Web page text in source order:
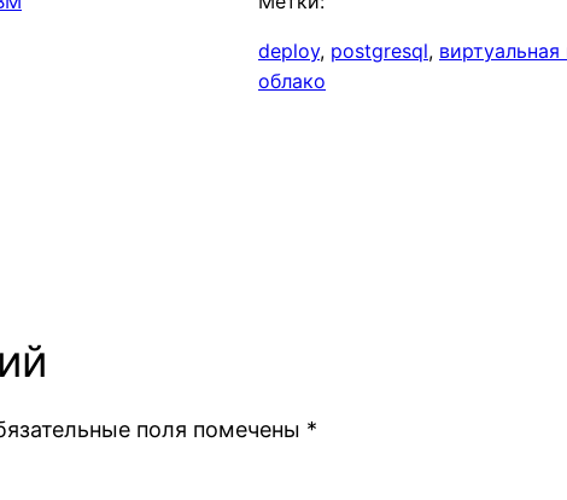
deploy, postgresql,
облако
поля помечены *